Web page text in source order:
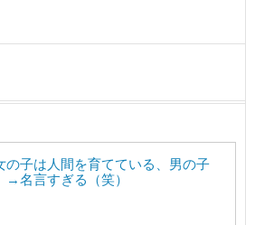
の子は人間を育てている、男の子
→名言すぎる（笑）